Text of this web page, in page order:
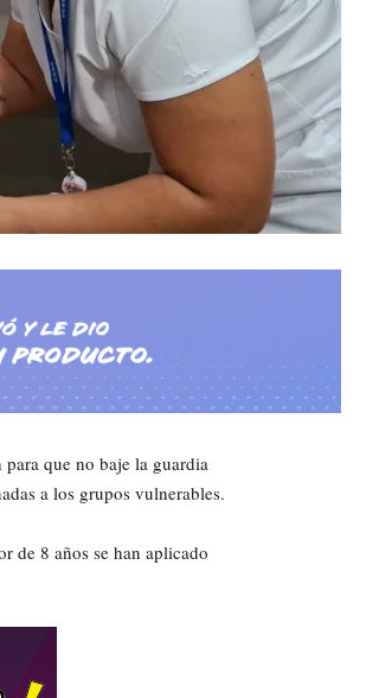
que no baje la guardia
a los grupos vulnerables.
de 8 años se han aplicado